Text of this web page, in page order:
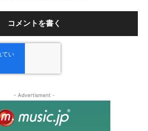
- Advertisment -